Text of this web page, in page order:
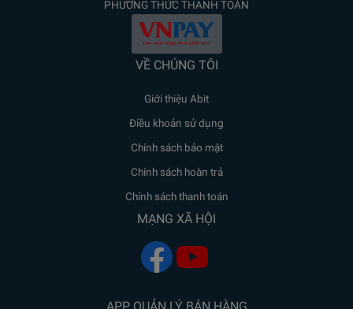
PHƯƠNG THỨC THANH TOÁN
VỀ CHÚNG TÔI
Giới thiệu Abit
Điều khoản sử dụng
Chính sách bảo mật
Chính sách hoàn trả
Chính sách thanh toán
MẠNG XÃ HỘI